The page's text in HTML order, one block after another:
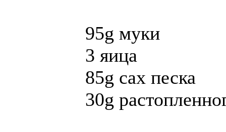
95g муки
3 яица
85g сах песка
30g